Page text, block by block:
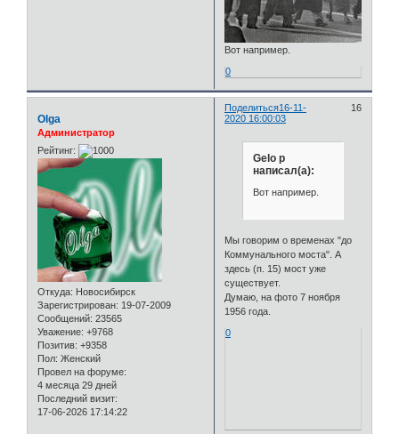
Вот например.
0
Поделиться 16
16-11-
2020 16:00:03
Olga
Администратор
Рейтинг:
Откуда: Новосибирск
Зарегистрирован: 19-07-2009
Сообщений: 23565
Уважение: +9768
Позитив: +9358
Пол: Женский
Провел на форуме:
4 месяца 29 дней
Последний визит:
17-06-2026 17:14:22
Gelo p
написал(а):
Вот например.
Мы говорим о временах "до
Коммунального моста". А
здесь (п. 15) мост уже
существует.
Думаю, на фото 7 ноября
1956 года.
0